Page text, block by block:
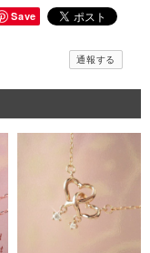
Save
通報する